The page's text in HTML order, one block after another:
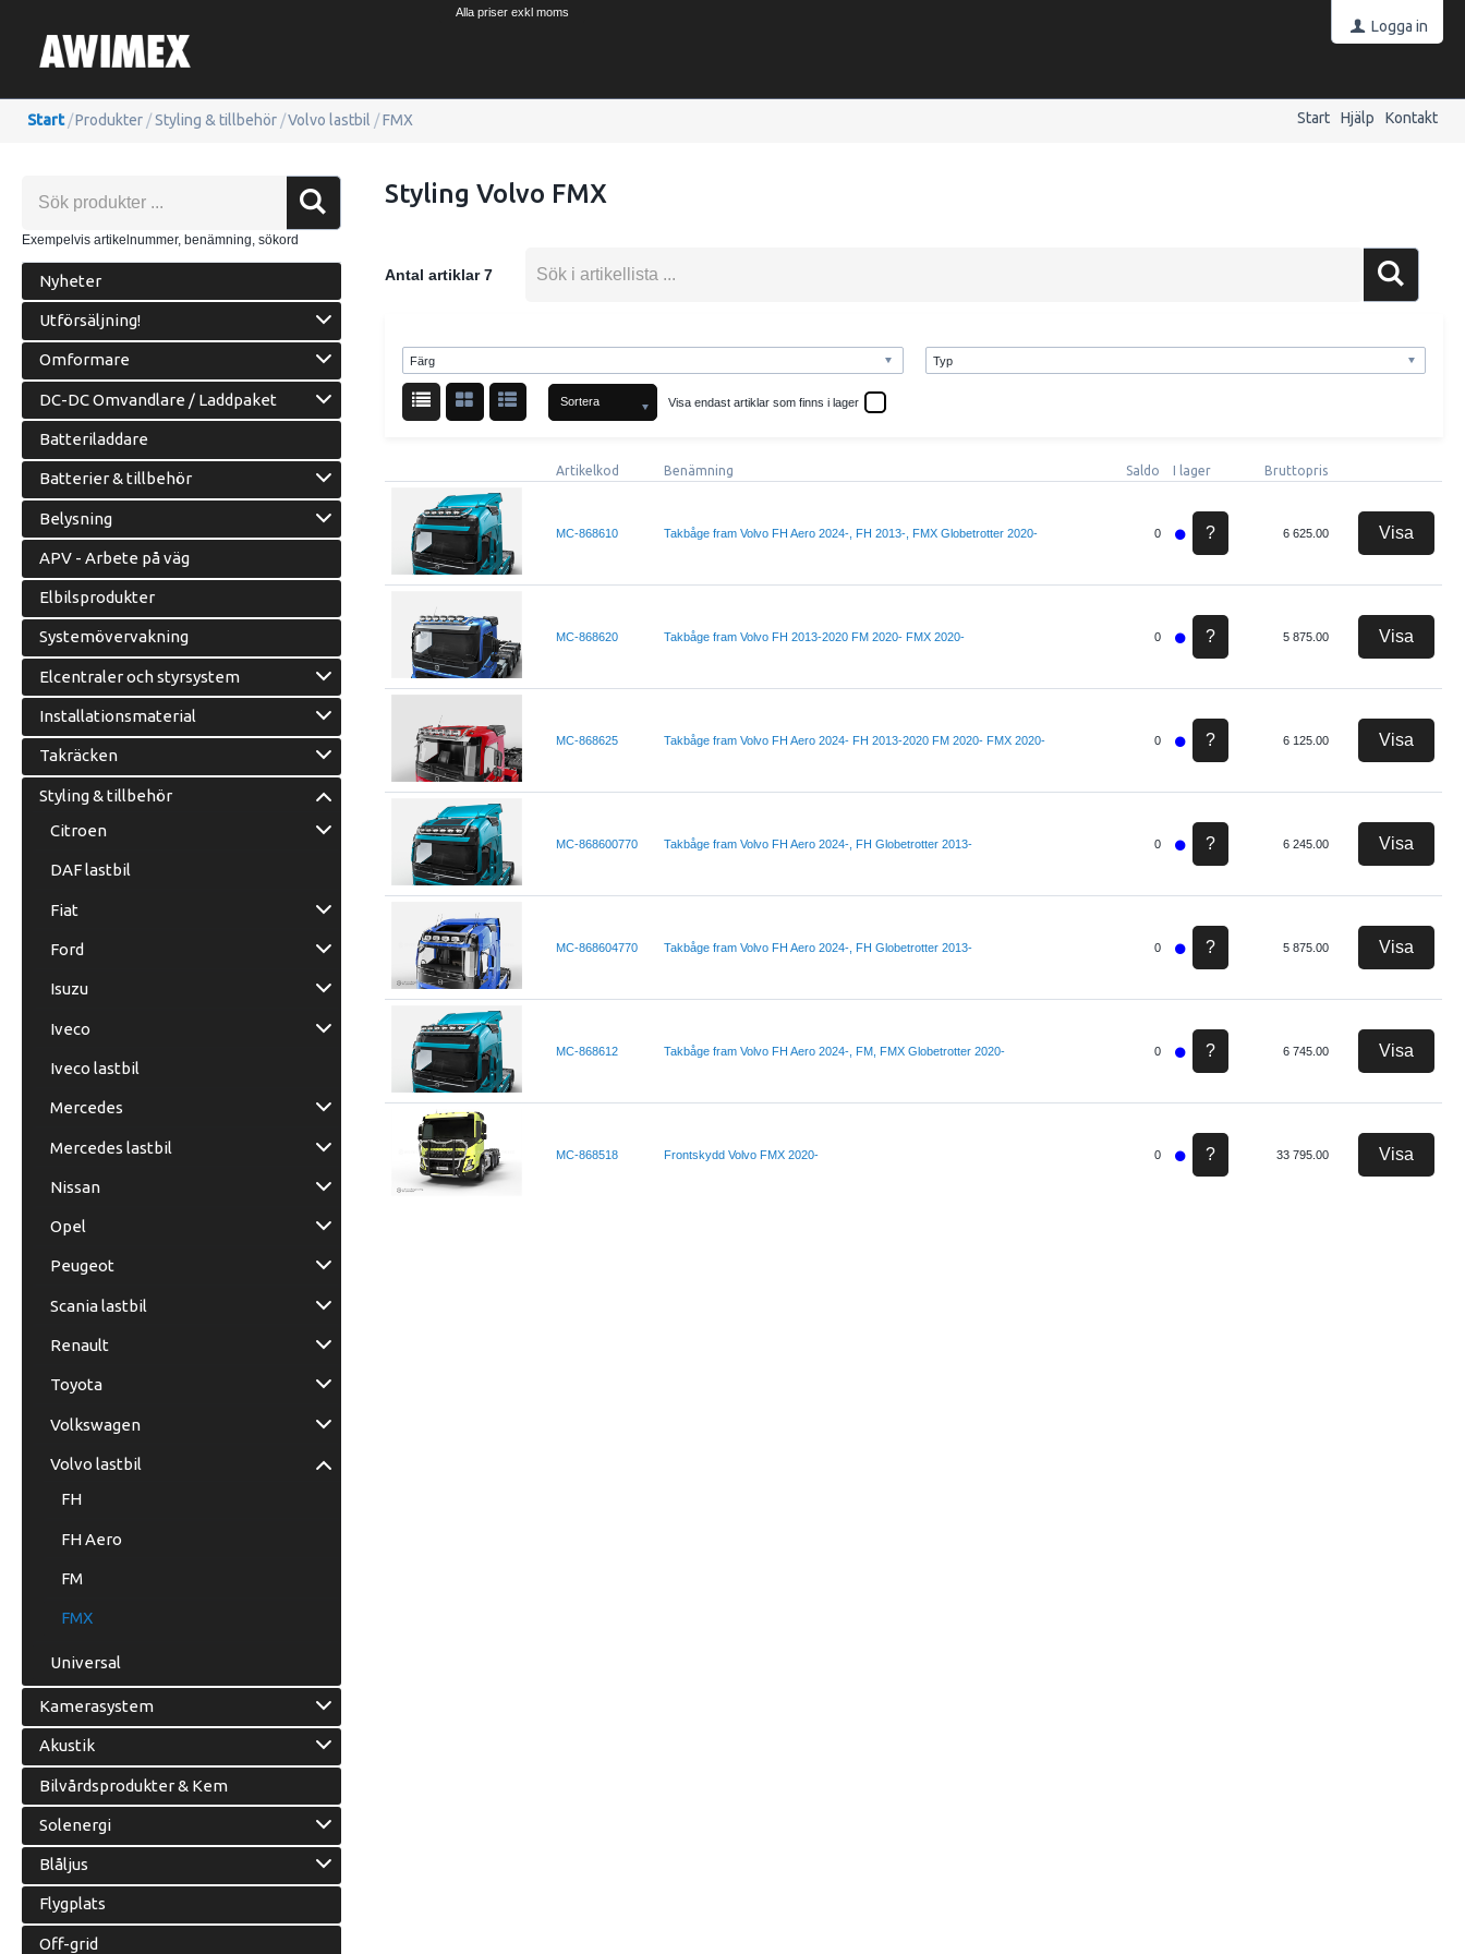
Alla priser exkl moms
Logga in
Start Hjälp Kontakt
Start /Produkter /Styling & tillbehör /Volvo lastbil /FMX
Exempelvis artikelnummer, benämning, sökord
Nyheter
Utförsäljning!
Omformare
DC-DC Omvandlare / Laddpaket
Batteriladdare
Batterier & tillbehör
Belysning
APV - Arbete på väg
Elbilsprodukter
Systemövervakning
Elcentraler och styrsystem
Installationsmaterial
Takräcken
Styling & tillbehör
Citroen
DAF lastbil
Fiat
Ford
Isuzu
Iveco
Iveco lastbil
Mercedes
Mercedes lastbil
Nissan
Opel
Peugeot
Scania lastbil
Renault
Toyota
Volkswagen
Volvo lastbil
FH
FH Aero
FM
FMX
Universal
Kamerasystem
Akustik
Bilvårdsprodukter & Kem
Solenergi
Blåljus
Flygplats
Off-grid
Styling Volvo FMX
Antal artiklar7
Sortera Visa endast artiklar som finns i lager
Artikelkod Benämning Saldo I lager Bruttopris
MC-868610 Takbåge fram Volvo FH Aero 2024-, FH 2013-, FMX Globetrotter 2020- 0 ? 6 625.00 Visa
MC-868620 Takbåge fram Volvo FH 2013-2020 FM 2020- FMX 2020- 0 ? 5 875.00 Visa
MC-868625 Takbåge fram Volvo FH Aero 2024- FH 2013-2020 FM 2020- FMX 2020- 0 ? 6 125.00 Visa
MC-868600770 Takbåge fram Volvo FH Aero 2024-, FH Globetrotter 2013- 0 ? 6 245.00 Visa
MC-868604770 Takbåge fram Volvo FH Aero 2024-, FH Globetrotter 2013- 0 ? 5 875.00 Visa
MC-868612 Takbåge fram Volvo FH Aero 2024-, FM, FMX Globetrotter 2020- 0 ? 6 745.00 Visa
MC-868518 Frontskydd Volvo FMX 2020- 0 ? 33 795.00 Visa